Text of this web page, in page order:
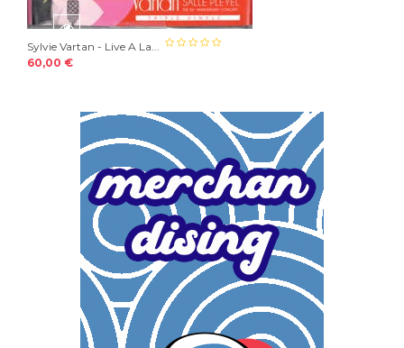
Sylvie Vartan - Live A La...
60,00 €